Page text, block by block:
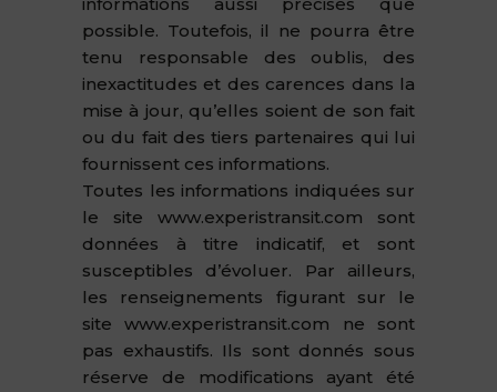
possible. Toutefois, il ne pourra être
tenu responsable des oublis, des
inexactitudes et des carences dans la
mise à jour, qu’elles soient de son fait
ou du fait des tiers partenaires qui lui
fournissent ces informations.
Toutes les informations indiquées sur
le site www.experistransit.com sont
données à titre indicatif, et sont
susceptibles d’évoluer. Par ailleurs,
les renseignements figurant sur le
site www.experistransit.com ne sont
pas exhaustifs. Ils sont donnés sous
réserve de modifications ayant été